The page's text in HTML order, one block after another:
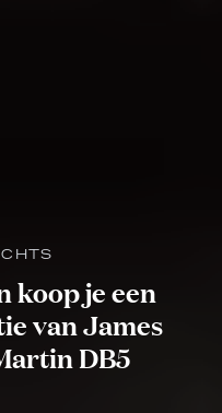
koop je een
van James
DB5